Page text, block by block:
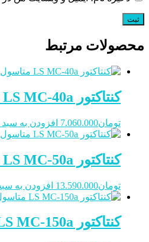
محصولات مرتبط
کنتاکتور LS MC-40a متاسول 40 آمپر با بوبین 220 ولت
تومان7.060.000 افزودن به
کنتاکتور LS MC-50a متاسول 50 آمپر با بوبین 220 ولت
تومان13.590.000 افزودن به
کنتاکتور LS MC-150a متاسول 150 آمپر با بوبین 220 ولت